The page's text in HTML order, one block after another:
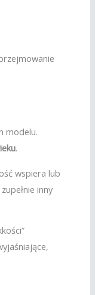
modelu.
.
wspiera lub
inny